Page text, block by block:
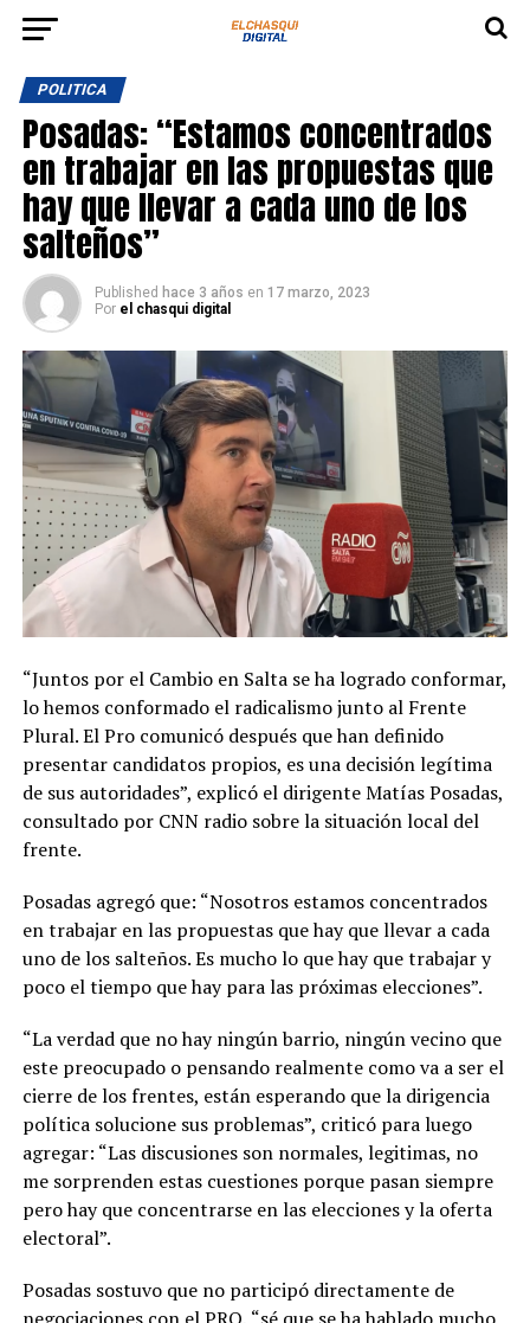
POLITICA
Posadas: “Estamos concentrados
en trabajar en las propuestas que
hay que llevar a cada uno de los
salteños”
Published hace 3 años en 17 marzo, 2023
Por el chasqui digital
“Juntos por el Cambio en Salta se ha logrado conformar,
lo hemos conformado el radicalismo junto al Frente
Plural. El Pro comunicó después que han definido
presentar candidatos propios, es una decisión legítima
de sus autoridades”, explicó el dirigente Matías Posadas,
consultado por CNN radio sobre la situación local del
frente.
Posadas agregó que: “Nosotros estamos concentrados
en trabajar en las propuestas que hay que llevar a cada
uno de los salteños. Es mucho lo que hay que trabajar y
poco el tiempo que hay para las próximas elecciones”.
“La verdad que no hay ningún barrio, ningún vecino que
este preocupado o pensando realmente como va a ser el
cierre de los frentes, están esperando que la dirigencia
política solucione sus problemas”, criticó para luego
agregar: “Las discusiones son normales, legitimas, no
me sorprenden estas cuestiones porque pasan siempre
pero hay que concentrarse en las elecciones y la oferta
electoral”.
Posadas sostuvo que no participó directamente de